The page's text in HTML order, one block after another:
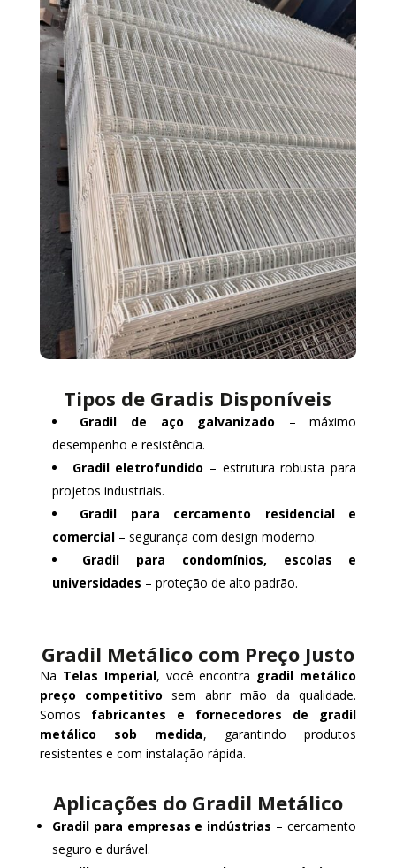
Tipos de Gradis Disponíveis
Gradil de aço galvanizado – máximo
desempenho e resistência.
Gradil eletrofundido – estrutura robusta para
projetos industriais.
Gradil para cercamento residencial e
comercial– segurança com design moderno.
Gradil para condomínios, escolas e
universidades – proteção de alto padrão.
Gradil Metálico com Preço Justo
Na Telas Imperial, você encontra gradil metálico
preço competitivo sem abrir mão da qualidade.
Somos fabricantes e fornecedores de gradil
metálico sob medida, garantindo produtos
resistentes e com instalação rápida.
Aplicações do Gradil Metálico
Gradil para empresas e indústrias – cercamento
seguro e durável.